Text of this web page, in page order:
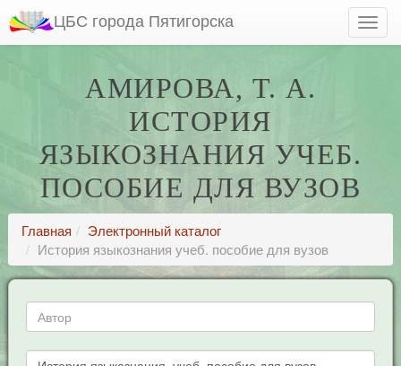
ЦБС города Пятигорска
АМИРОВА, Т. А.
ИСТОРИЯ
ЯЗЫКОЗНАНИЯ УЧЕБ.
ПОСОБИЕ ДЛЯ ВУЗОВ
Главная
Электронный каталог
История языкознания учеб. пособие для вузов